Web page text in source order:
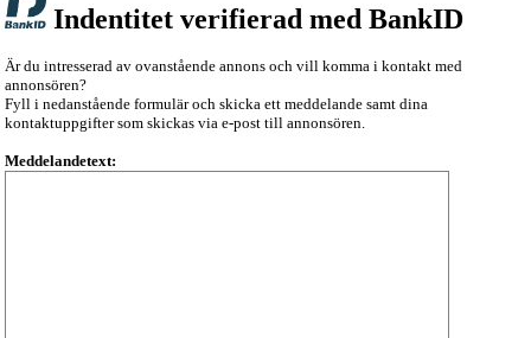
Indentitet verifierad med BankID
Är du intresserad av ovanstående annons och vill komma i kontakt med
annonsören?
Fyll i nedanstående formulär och skicka ett meddelande samt dina
kontaktuppgifter som skickas via e-post till annonsören.
Meddelandetext: